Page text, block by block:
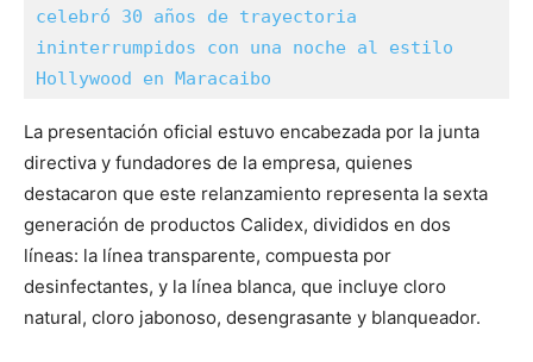
celebró 30 años de trayectoria
ininterrumpidos con una noche al estilo
Hollywood en Maracaibo
La presentación oficial estuvo encabezada por la junta
directiva y fundadores de la empresa, quienes
destacaron que este relanzamiento representa la sexta
generación de productos Calidex, divididos en dos
líneas: la línea transparente, compuesta por
desinfectantes, y la línea blanca, que incluye cloro
natural, cloro jabonoso, desengrasante y blanqueador.